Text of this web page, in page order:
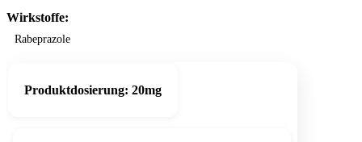
Wirkstoffe:
Rabeprazole
Produktdosierung: 20mg